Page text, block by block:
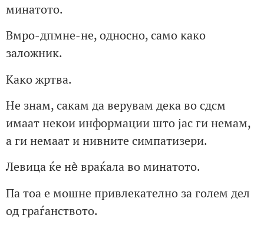
минатото.
Вмро-дпмне-не, односно, само како
заложник.
Како жртва.
Не знам, сакам да верувам дека во сдсм
имаат некои информации што јас ги немам,
а ги немаат и нивните симпатизери.
Левица ќе нѐ враќала во минатото.
Па тоа е мошне привлекателно за голем дел
од граѓанството.